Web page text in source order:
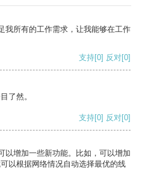
我所有的工作需求，让我能够在工作
支持[0] 反对[0]
了然。
支持[0] 反对[0]
以增加一些新功能。比如，可以增加
以根据网络情况自动选择最优的线